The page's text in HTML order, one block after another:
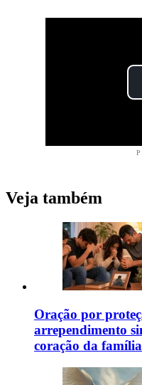
Veja também
Oração por
arrependimento
coração da família